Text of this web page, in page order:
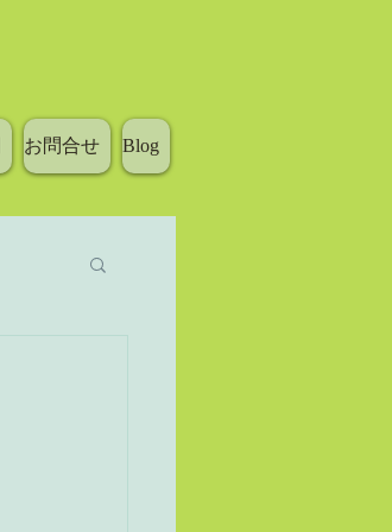
お問合せ Blog